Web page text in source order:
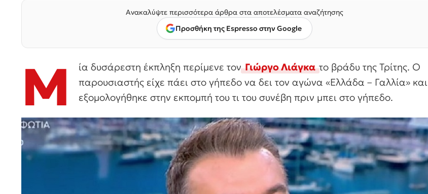
Ανακαλύψτε περισσότερα άρθρα στα αποτελέσματα αναζήτησης
Προσθήκη της Espresso στην Google
Μ ία δυσάρεστη έκπληξη περίμενε τονΓιώργο Λιάγκα το βράδυ της Τρίτης. Ο
παρουσιαστής είχε πάει στο γήπεδο να δει τον αγώνα «Ελλάδα – Γαλλία» και
εξομολογήθηκε στην εκπομπή του τι του συνέβη πριν μπει στο γήπεδο.